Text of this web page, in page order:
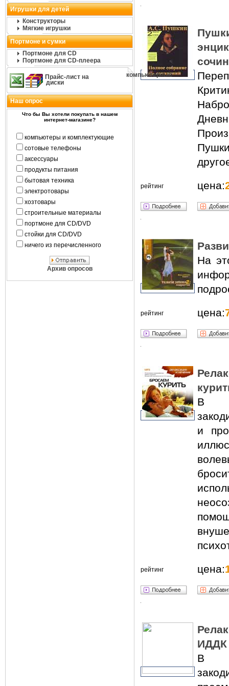
Игрушки для детей
Конструкторы
Мягкие игрушки
Портмоне и сумки
Портмоне для CD
Портмоне для CD-плеера
Прайс-лист на
компьютерные
диски
Наш опрос
Что бы Вы хотели покупать в нашем
интернет-магазине?
компьютеры и комплектующие
сотовые телефоны
аксессуары
продукты питания
бытовая техника
электротовары
хозтовары
строительные материалы
портмоне для CD/DVD
стойки для CD/DVD
ничего из перечисленного
Архив опросов
рейтинг цена:
На
рейтинг цена:
В
и
рейтинг цена:
ИДДК
В